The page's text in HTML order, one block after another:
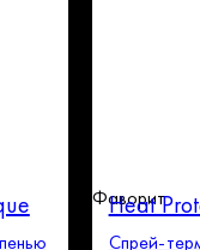
Фаворит
Heat
Спрей-